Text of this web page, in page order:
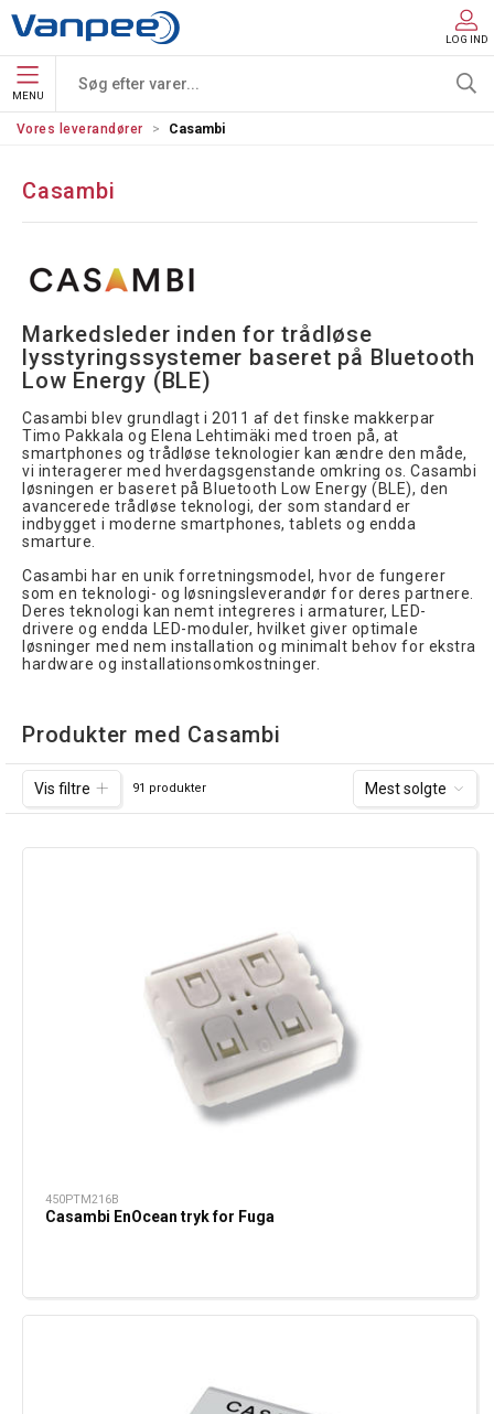
LOG IND
MENU
Vores leverandører Casambi
Casambi
Markedsleder inden for trådløse
lysstyringssystemer baseret på Bluetooth
Low Energy (BLE)
Casambi blev grundlagt i 2011 af det finske makkerpar
Timo Pakkala og Elena Lehtimäki med troen på, at
smartphones og trådløse teknologier kan ændre den måde,
vi interagerer med hverdagsgenstande omkring os. Casambi
løsningen er baseret på Bluetooth Low Energy (BLE), den
avancerede trådløse teknologi, der som standard er
indbygget i moderne smartphones, tablets og endda
smarture.
Casambi har en unik forretningsmodel, hvor de fungerer
som en teknologi- og løsningsleverandør for deres partnere.
Deres teknologi kan nemt integreres i armaturer, LED-
drivere og endda LED-moduler, hvilket giver optimale
løsninger med nem installation og minimalt behov for ekstra
hardware og installationsomkostninger.
Produkter med Casambi
Vis filtre 91 produkter Mest solgte
450PTM216B
Casambi EnOcean tryk for Fuga